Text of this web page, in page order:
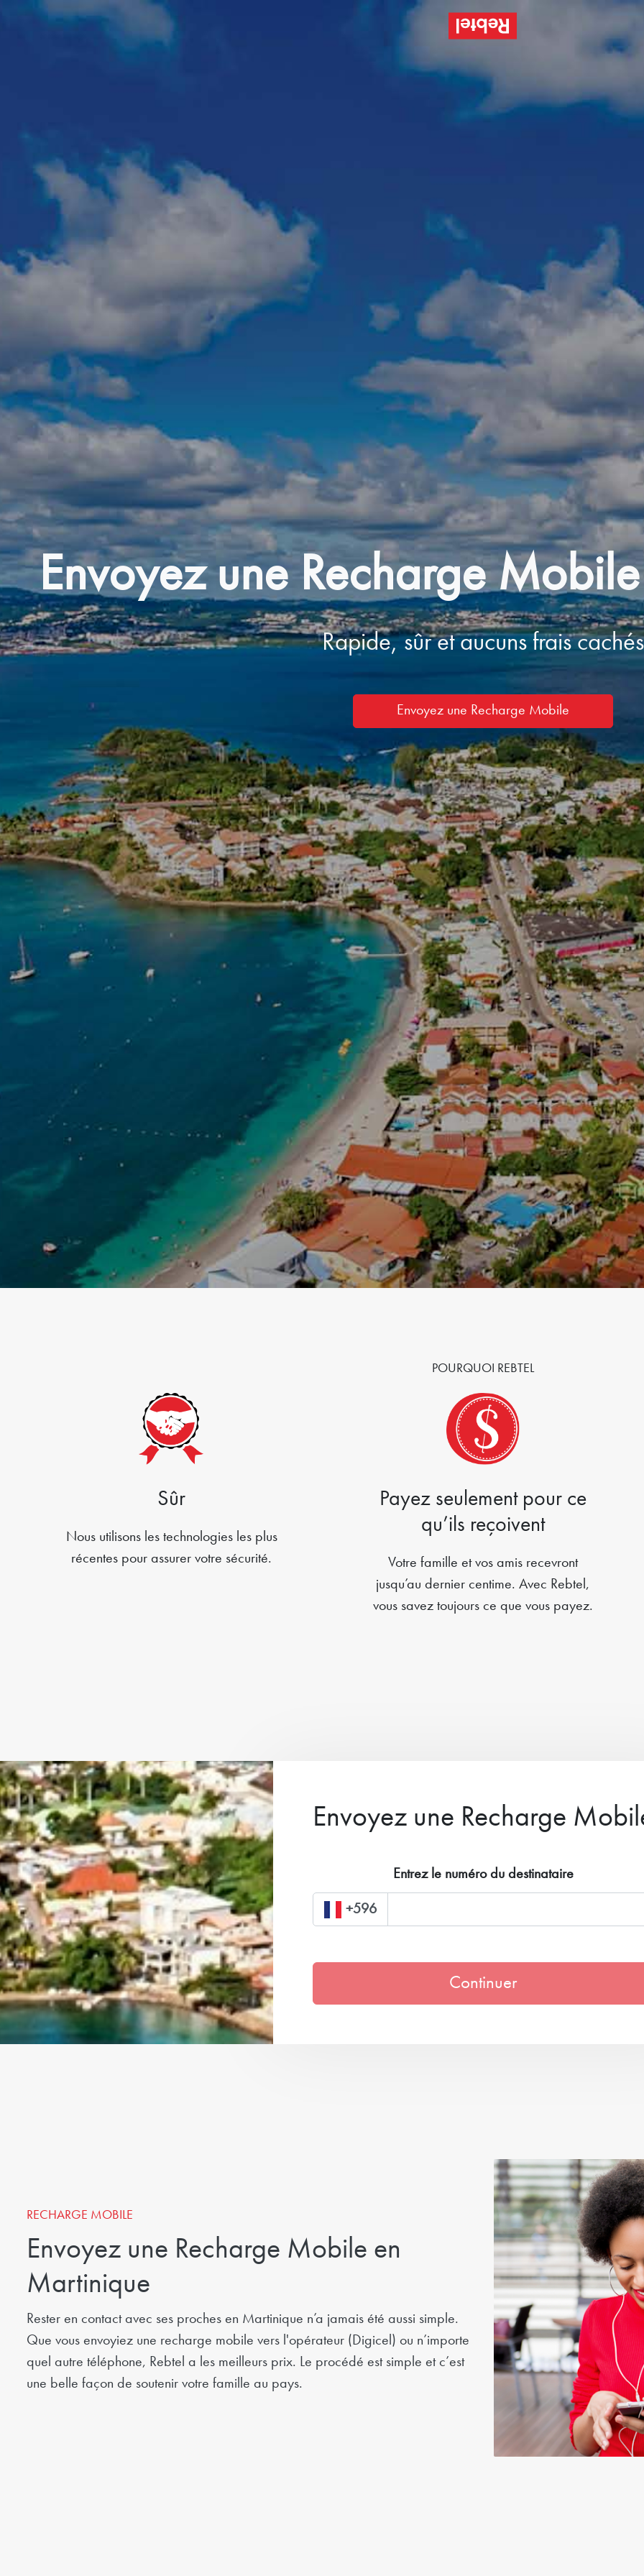
Envoyez une Recharge
Rapide, sûr et aucuns frais cachés
Envoyez une Recharge Mobile
POURQUOI REBTEL
Sûr
Nous utilisons les technologies les plus
récentes pour assurer votre sécurité.
Payez seulement pour ce
qu’ils reçoivent
Votre famille et vos amis recevront
jusqu’au dernier centime. Avec Rebtel,
vous savez toujours ce que vous payez.
Envoyez une Recharge
Entrez le numéro du destinataire
+596
Continuer
RECHARGE MOBILE
Envoyez une Recharge Mobile en
Martinique
Rester en contact avec ses proches en Martinique n’a jamais été aussi simple.
Que vous envoyiez une recharge mobile vers l'opérateur (Digicel) ou n’importe
quel autre téléphone, Rebtel a les meilleurs prix. Le procédé est simple et c’est
une belle façon de soutenir votre famille au pays.